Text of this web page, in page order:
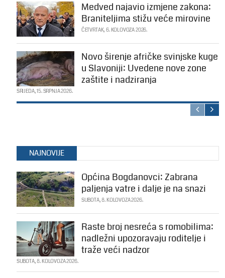
Medved najavio izmjene zakona:
Braniteljima stižu veće mirovine
ČETVRTAK, 6. KOLOVOZA 2026.
Novo širenje afričke svinjske kuge
u Slavoniji: Uvedene nove zone
zaštite i nadziranja
SRIJEDA, 15. SRPNJA 2026.
NAJNOVIJE
Općina Bogdanovci: Zabrana
paljenja vatre i dalje je na snazi
SUBOTA, 8. KOLOVOZA 2026.
Raste broj nesreća s romobilima:
nadležni upozoravaju roditelje i
traže veći nadzor
SUBOTA, 8. KOLOVOZA 2026.